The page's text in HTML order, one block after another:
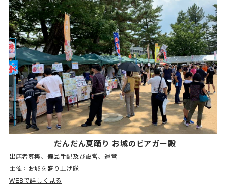
だんだん夏踊り お城のビアガー殿
出店者募集、備品手配及び設営、運営
主催：お城を盛り上げ隊
WEBで詳しく見る